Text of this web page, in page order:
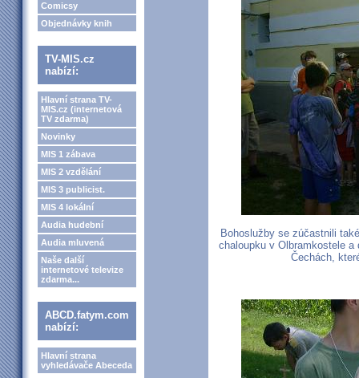
Comicsy
Objednávky knih
TV-MIS.cz
nabízí:
Hlavní strana TV-
MIS.cz (internetová
TV zdarma)
Novinky
MIS 1 zábava
MIS 2 vzdělání
MIS 3 publicist.
MIS 4 lokální
Audia hudební
Audia mluvená
Naše další
internetové televize
zdarma...
ABCD.fatym.com
nabízí:
Hlavní strana
vyhledávače Abeceda
Bohoslužby se zúčastnili
chaloupku v Olbramkostele
Čechách,